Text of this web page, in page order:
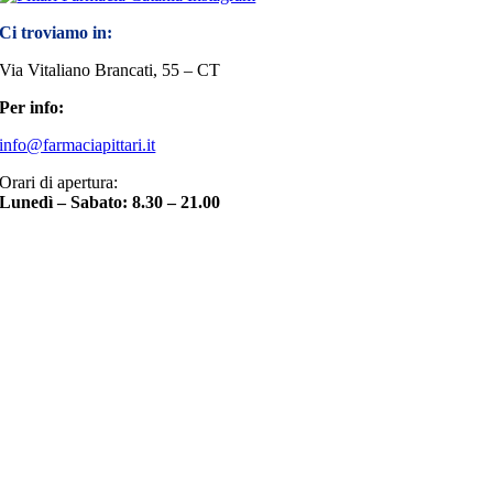
Ci troviamo in:
Via Vitaliano Brancati, 55 – CT
Per info:
info@farmaciapittari.it
Orari di apertura:
Lunedì – Sabato: 8.30 – 21.00